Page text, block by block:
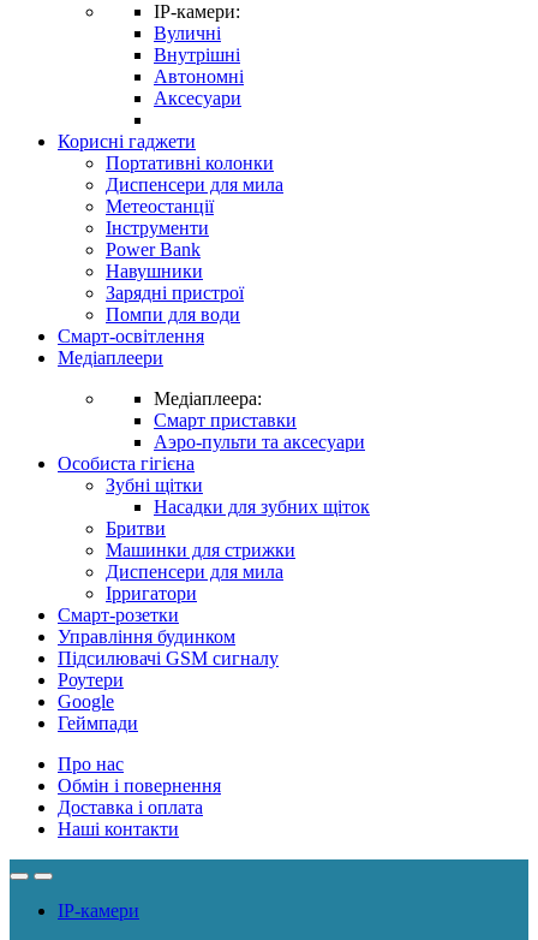
IP-камери:
Вуличні
Внутрішні
Автономні
Аксесуари
Корисні гаджети
Портативні колонки
Диспенсери для мила
Метеостанції
Інструменти
Power Bank
Навушники
Зарядні пристрої
Помпи для води
Смарт-освітлення
Медіаплеери
Медіаплеера:
Смарт приставки
Аэро-пульти та аксесуари
Особиста гігієна
Зубні щітки
Насадки для зубних щіток
Бритви
Машинки для стрижки
Диспенсери для мила
Ірригатори
Смарт-розетки
Управління будинком
Підсилювачі GSM сигналу
Роутери
Google
Геймпади
Про нас
Обмін і повернення
Доставка і оплата
Наші контакти
IP-камери